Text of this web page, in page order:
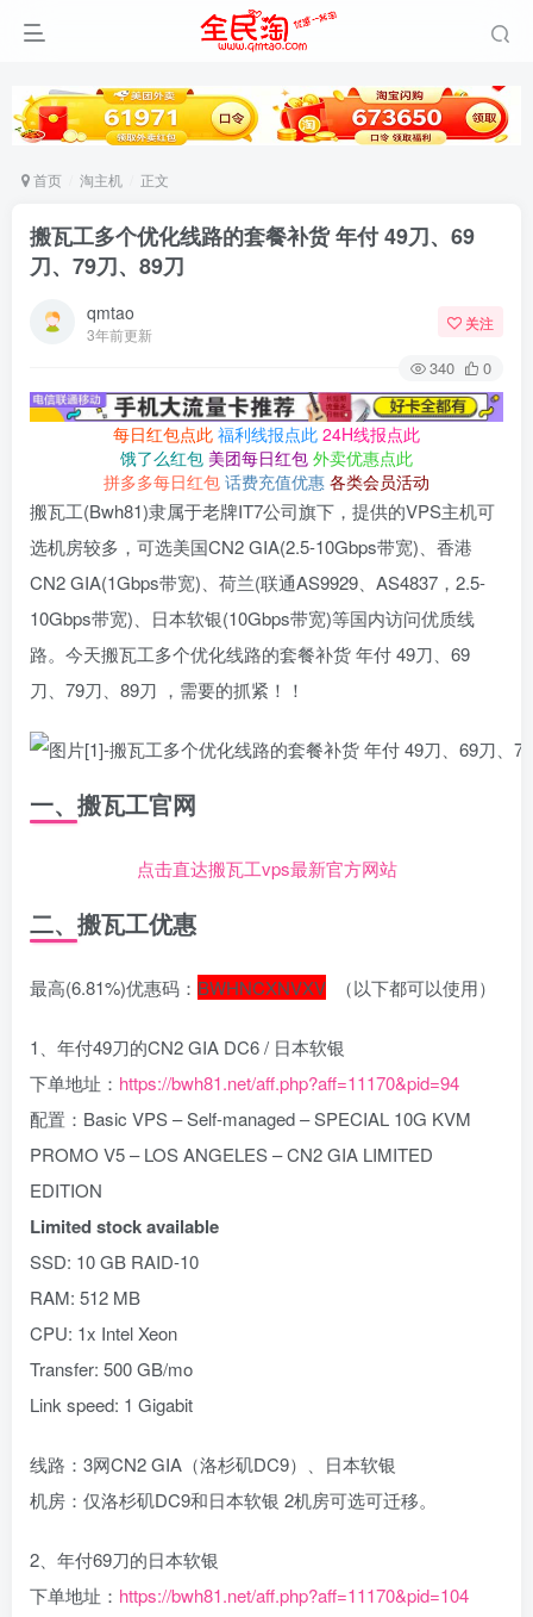
首页 淘主机 正文
搬瓦工多个优化线路的套餐补货 年付 49刀、69
刀、79刀、89刀
qmtao
3年前更新
关注
340 0
每日红包点此 福利线报点此 24H线报点此
饿了么红包 美团每日红包 外卖优惠点此
拼多多每日红包 话费充值优惠 各类会员活动
搬瓦工(Bwh81)隶属于老牌IT7公司旗下，提供的VPS主机可
选机房较多，可选美国CN2 GIA(2.5-10Gbps带宽)、香港
CN2 GIA(1Gbps带宽)、荷兰(联通AS9929、AS4837，2.5-
10Gbps带宽)、日本软银(10Gbps带宽)等国内访问优质线
路。今天搬瓦工多个优化线路的套餐补货 年付 49刀、69
刀、79刀、89刀 ，需要的抓紧！！
一、搬瓦工官网
点击直达搬瓦工vps最新官方网站
二、搬瓦工优惠
最高(6.81%)优惠码： BWHNCXNVXV （以下都可以使用）
1、年付49刀的CN2 GIA DC6 / 日本软银
下单地址： https://bwh81.net/aff.php?aff=11170&pid=94
配置：Basic VPS – Self-managed – SPECIAL 10G KVM
PROMO V5 – LOS ANGELES – CN2 GIA LIMITED
EDITION
Limited stock available
SSD: 10 GB RAID-10
RAM: 512 MB
CPU: 1x Intel Xeon
Transfer: 500 GB/mo
Link speed: 1 Gigabit
线路：3网CN2 GIA（洛杉矶DC9）、日本软银
机房：仅洛杉矶DC9和日本软银 2机房可选可迁移。
2、年付69刀的日本软银
下单地址： https://bwh81.net/aff.php?aff=11170&pid=104